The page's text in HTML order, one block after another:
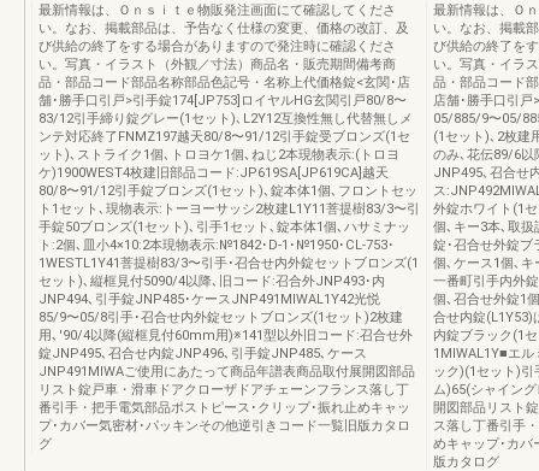
最新情報は、Ｏｎｓｉｔｅ物販発注画面にて確認してくださ
い。なお、掲載部品は、予告なく仕様の変更、価格の改訂、及
び供給の終了をする場合がありますので発注時に確認くださ
い。写真・イラスト（外観／寸法）商品名・販売期間備考商
品・部品コード部品名称部品色記号・名称上代価格錠<玄関･店
舗･勝手口引戸>引手錠174[JP753]ロイヤルHG玄関引戸80/8〜
83/12引手締り錠グレー(1セット)､L2Y12互換性無し代替無しメ
ンテ対応終了FNMZ197越天80/8〜91/12引手錠受ブロンズ(1セ
ット)､ストライク1個､トロヨケ1個､ねじ2本現物表示:(トロヨ
ケ)1900WEST4枚建旧部品コード:JP619SA[JP619CA]越天
80/8〜91/12引手錠ブロンズ(1セット)､錠本体1個､フロントセッ
ト1セット､現物表示:トーヨーサッシ2枚建L1Y11菩提樹83/3〜引
手錠50ブロンズ(1セット)､引手1セット､錠本体1個､ハサミナッ
ト:2個､皿小4×10:2本現物表示:№1842･D-1･№1950･CL-753･
1WESTL1Y41菩提樹83/3〜引手･召合せ内外錠セットブロンズ(1
セット)､縦框見付5090/4以降､旧コード:召合外JNP493･内
JNP494､引手錠JNP485･ケースJNP491MIWAL1Y42光悦
85/9〜05/8引手･召合せ内外錠セットブロンズ(1セット)2枚建
用､'90/4以降(縦框見付60mm用)※141型以外旧コード:召合せ外
錠JNP495､召合せ内錠JNP496､引手錠JNP485､ケース
JNP491MIWAご使用にあたって商品年譜表商品取付展開図部品
リスト錠戸車・滑車ドアクローザドアチェーンフランス落し丁
番引手・把手電気部品ポストピース･クリップ･振れ止めキャッ
プ･カバー気密材･パッキンその他逆引きコード一覧旧版カタロ
グ
最新情報は、Ｏ
い。なお、掲載
び供給の終了を
い。写真・イラ
品・部品コード
店舗･勝手口引戸
05/885/9〜05/
(1セット)､2枚建
のみ､花伝89/6以
JNP495､召合せ
ス
外錠ホワイト(1
個､キー3本､取
錠･召合せ外錠ブ
個､ケース1個､
一番町引手内外
個､召合せ外錠1
合せ内錠(L1Y53)
内錠ブラック(1
1MIWAL1Y■エ
ック)(1セット)
ム)65(シャイン
開図部品リスト
ス落し丁番引手
めキャップ･カバ
版カタログ